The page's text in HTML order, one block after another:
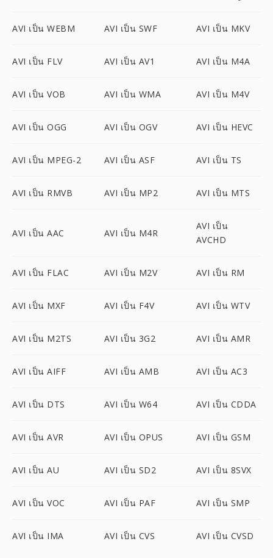
AVI เป็น WEBM AVI เป็น SWF AVI เป็น MKV
AVI เป็น FLV AVI เป็น AV1 AVI เป็น M4A
AVI เป็น VOB AVI เป็น WMA AVI เป็น M4V
AVI เป็น OGG AVI เป็น OGV AVI เป็น HEVC
AVI เป็น MPEG-2 AVI เป็น ASF AVI เป็น TS
AVI เป็น RMVB AVI เป็น MP2 AVI เป็น MTS
AVI เป็น AAC AVI เป็น M4R
AVI เป็น
AVCHD
AVI เป็น FLAC AVI เป็น M2V AVI เป็น RM
AVI เป็น MXF AVI เป็น F4V AVI เป็น WTV
AVI เป็น M2TS AVI เป็น 3G2 AVI เป็น AMR
AVI เป็น AIFF AVI เป็น AMB AVI เป็น AC3
AVI เป็น DTS AVI เป็น W64 AVI เป็น CDDA
AVI เป็น AVR AVI เป็น OPUS AVI เป็น GSM
AVI เป็น AU AVI เป็น SD2 AVI เป็น 8SVX
AVI เป็น VOC AVI เป็น PAF AVI เป็น SMP
AVI เป็น IMA AVI เป็น CVS AVI เป็น CVSD